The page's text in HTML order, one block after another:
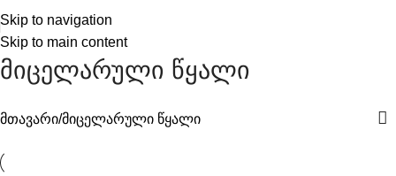
Skip to navigation
Skip to main content
მიცელარული წყალი
მთავარი მიცელარული წყალი